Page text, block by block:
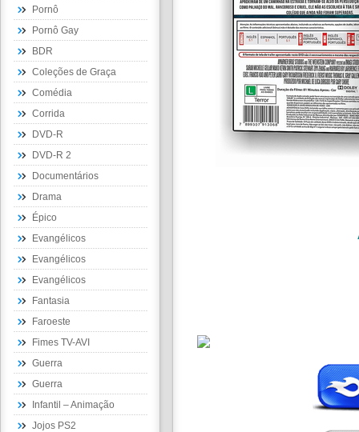
Pornô
Pornô Gay
BDR
Coleções de Graça
Comédia
Corrida
DVD-R
DVD-R 2
Documentários
Drama
Épico
Evangélicos
Evangélicos
Evangélicos
Fantasia
Faroeste
Fimes TV-AVI
Guerra
Guerra
Infantil – Animação
Jojos PS2